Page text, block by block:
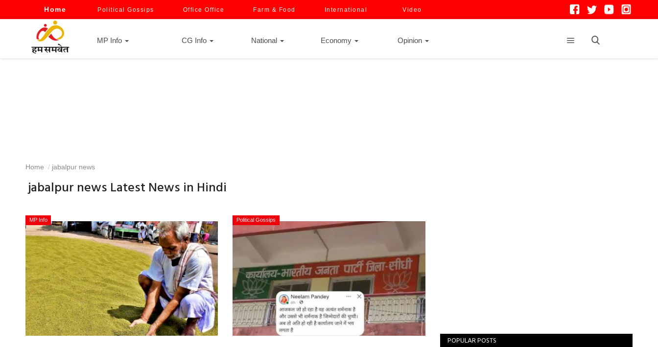
Home Political Gossips Office Office Farm & Food International Video
MP Info CG Info National Economy Opinion
Home jabalpur news
jabalpur news Latest News in Hindi
MP Info Political Gossips
POPULAR POSTS